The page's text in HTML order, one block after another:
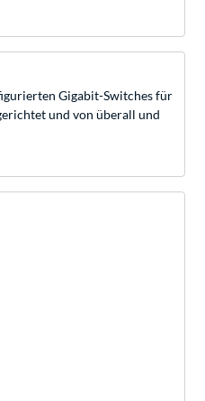
Gigabit-Switches für
und von überall und